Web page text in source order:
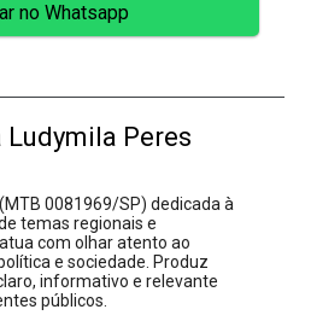
no Whatsapp
Ludymila Peres
0081969/SP) dedicada à
temas regionais e
com olhar atento ao
e sociedade. Produz
informativo e relevante
públicos.